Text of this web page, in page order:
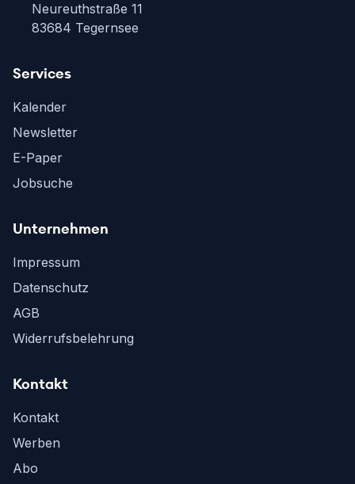
Neureuthstraße 11
83684 Tegernsee
Services
Kalender
Newsletter
E-Paper
Jobsuche
Unternehmen
Impressum
Datenschutz
AGB
Widerrufsbelehrung
Kontakt
Kontakt
Werben
Abo